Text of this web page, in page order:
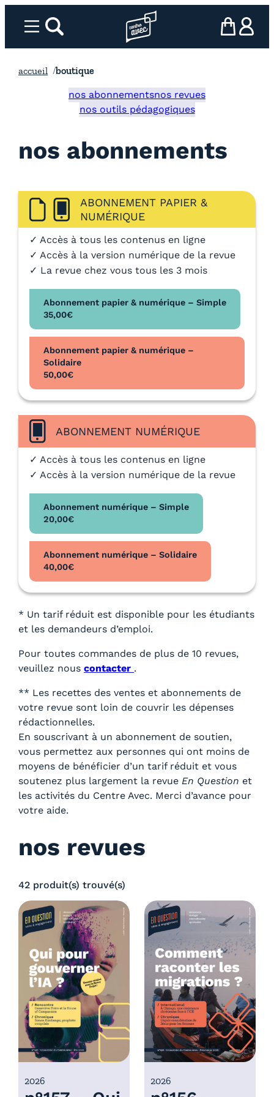
Menurechercher Page d’accueil l’association
mon panier
ma
accueil boutique
nos abonnementsnos revues
nos outils pédagogiques
nos abonnements
ABONNEMENT PAPIER &
NUMÉRIQUE
✓ Accès à tous les contenus en ligne
✓ Accès à la version numérique de la revue
✓ La revue chez vous tous les 3 mois
Abonnement papier & numérique – Simple
35,00€
Abonnement papier & numérique –
Solidaire
50,00€
ABONNEMENT NUMÉRIQUE
✓ Accès à tous les contenus en ligne
✓ Accès à la version numérique de la revue
Abonnement numérique – Simple
20,00€
Abonnement numérique – Solidaire
40,00€
* Un tarif réduit est disponible pour les étudiants
et les demandeurs d’emploi.
Pour toutes commandes de plus de 10 revues,
veuillez nous contacter .
** Les recettes des ventes et abonnements de
votre revue sont loin de couvrir les dépenses
rédactionnelles.
En souscrivant à un abonnement de soutien,
vous permettez aux personnes qui ont moins de
moyens de bénéficier d’un tarif réduit et vous
soutenez plus largement la revue En Question et
les activités du Centre Avec. Merci d’avance pour
votre aide.
nos revues
42 produit(s) trouvé(s)
2026 2026